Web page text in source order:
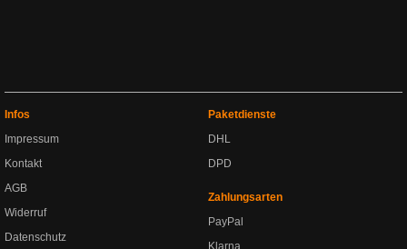
Infos
Impressum
Kontakt
AGB
Widerruf
Datenschutz
Paketdienste
DHL
DPD
Zahlungsarten
PayPal
Klarna